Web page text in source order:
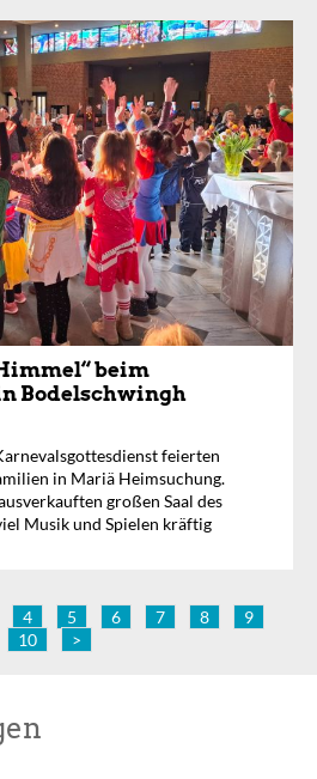
beim
Bodelschwingh
feierten
in Mariä Heimsuchung.
großen Saal des
Musik und Spielen kräftig
4 5 6 7 8
9
10
>